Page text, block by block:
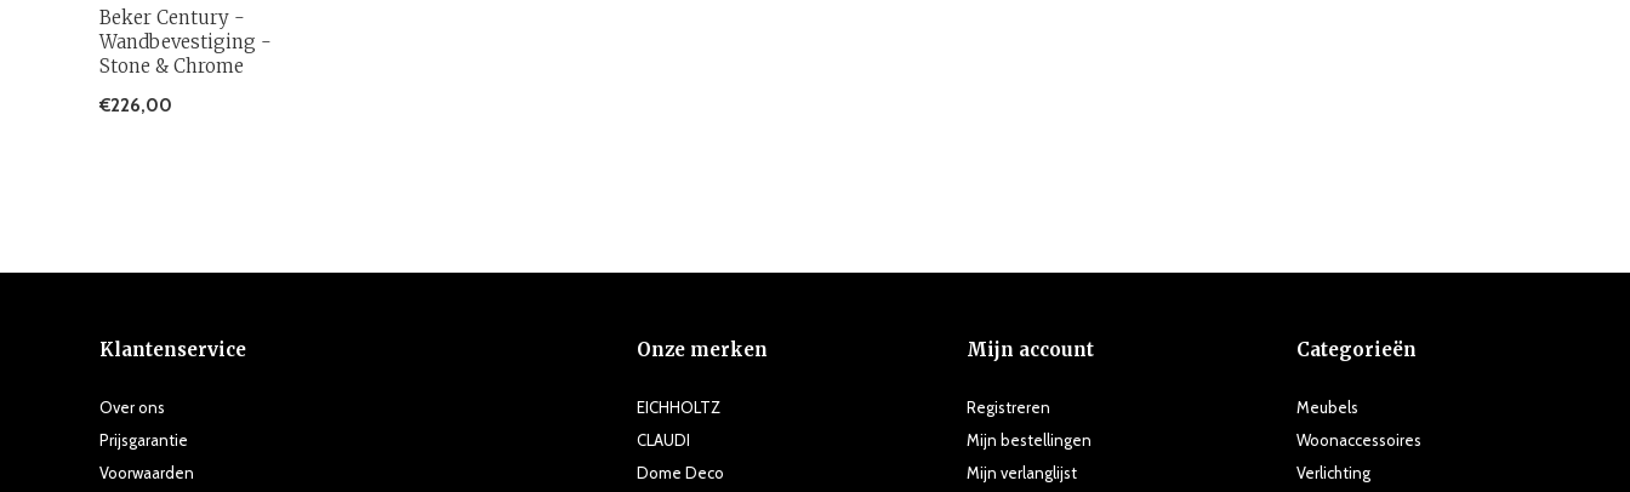
Beker Century -
Wandbevestiging -
Stone & Chrome
€226,00
Klantenservice
Over ons
Prijsgarantie
Voorwaarden
Onze merken
EICHHOLTZ
CLAUDI
Dome Deco
Mijn account
Registreren
Mijn bestellingen
Mijn verlanglijst
Categorieën
Meubels
Woonaccessoires
Verlichting